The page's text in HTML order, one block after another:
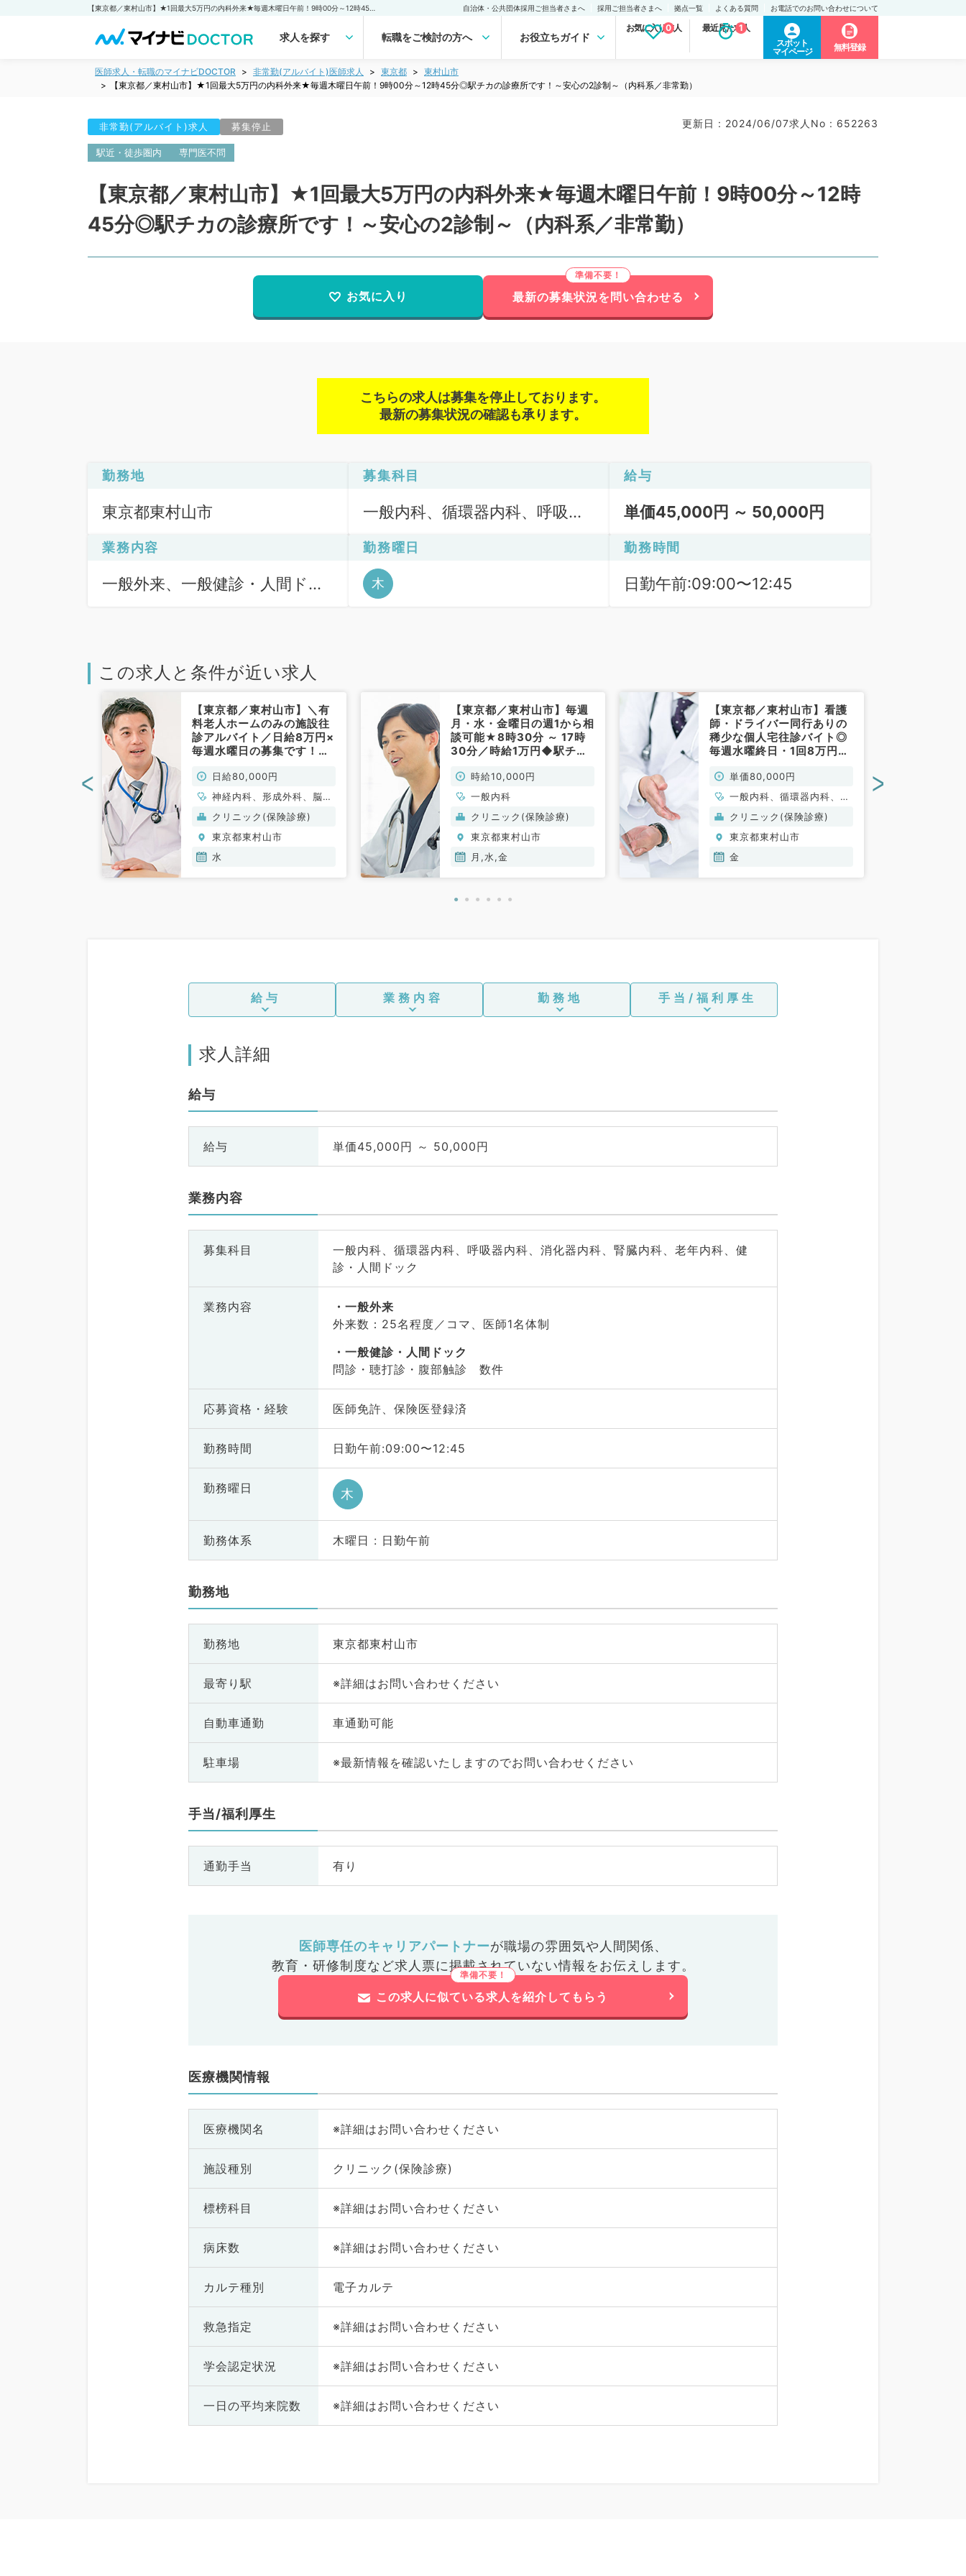
自治体・公共団体採用ご担当者さまへ 採用ご担当者さまへ 拠点一覧 よくある質問 お電話でのお問い合わせについて
求人を探す 転職をご検討の方へ お役立ちガイド
お気に入り求人
0 最近見た求人
1
スポット
マイページ
無料登録
医師求人・転職のマイナビDOCTOR 非常勤(アルバイト)医師求人 東京都
東村山市
【東京都／東村山市】★1回最大5万円の内科外来★毎週木曜日午前！9時00分～12時45分◎駅チカの診療所です！～安心の2診制～（内科系／非常勤）
非常勤(アルバイト)求人 募集停止 更新日 : 2024/06/07求人No : 652263
駅近・徒歩圏内 専門医不問
【東京都／東村山市】★1回最大5万円の内科外来★毎週木曜日午前！9時00分～12時
45分◎駅チカの診療所です！～安心の2診制～（内科系／非常勤）
お気に入り 最新の募集状況を問い合わせる
こちらの求人は募集を停止しております。
最新の募集状況の確認も承ります。
勤務地
東京都東村山市
募集科目
一般内科、循環器内科、呼吸器
老年内科、健診・人間ドック
給与
単価45,000円 ～ 50,000円
業務内容
一般外来、一般健診・人間ドッ
勤務曜日
木
勤務時間
日勤午前:09:00〜12:45
この求人と条件が近い求人
【東京都／東村山市】＼有
料老人ホームのみの施設往
診アルバイト／日給8万円×
毎週水曜日の募集です！看
の先生やセカンドキャリア
をお考えの先生にもお勧め
です！（内科系・外科系／
非常勤）
日給80,000円
神経内科、形成外科、脳神
経外科、呼吸器外科、麻酔
科、緩和ケア科、一般内
科、循環器内科、呼吸器内
科、消化器内科、内分泌・
クリニック(保険診療)
東京都東村山市
水
【東京都／東村山市】毎週
月・水・金曜日の週1から相
談可能★8時30分 ～ 17時
30分／時給1万円◆駅チカ
お仕事です！（一般内科／
非常勤）
時給10,000円
一般内科
クリニック(保険診療)
東京都東村山市
月,水,金
【東京都／東村山市】看護
師・ドライバー同行ありの
稀少な個人宅往診バイト◎
毎週水曜終日・1回8万円
単価80,000円
一般内科、循環器内科、呼
吸器内科、消化器内科、腎
臓内科、老年内科
クリニック(保険診療)
東京都東村山市
金
< >
給与 業務内容 勤務地 手当/福利厚生
求人詳細
給与
給与 単価45,000円 ～ 50,000円
業務内容
募集科目
一般内科、循環器内科、呼吸器内科、消化器内科、腎臓内科、老年内科、健
診・人間ドック
業務内容
一般外来
外来数：25名程度／コマ、医師1名体制
一般健診・人間ドック
問診・聴打診・腹部触診 数件
応募資格・ 経験 医師免許、保険医登録済
勤務時間 日勤午前:09:00〜12:45
勤務曜日 木
勤務体系 木曜日 : 日勤午前
勤務地
勤務地 東京都東村山市
最寄り駅 ※詳細はお問い合わせください
自動車通勤 車通勤可能
駐車場 ※最新情報を確認いたしますのでお問い合わせください
手当/福利厚生
通勤手当 有り
医師専任のキャリアパートナーが職場の雰囲気や人間関係、
教育・研修制度など求人票に掲載されていない情報をお伝えします。
この求人に似ている求人を紹介してもらう
医療機関情報
医療機関名 ※詳細はお問い合わせください
施設種別 クリニック(保険診療)
標榜科目 ※詳細はお問い合わせください
病床数 ※詳細はお問い合わせください
カルテ種別 電子カルテ
救急指定 ※詳細はお問い合わせください
学会認定状況 ※詳細はお問い合わせください
一日の平均来院数 ※詳細はお問い合わせください